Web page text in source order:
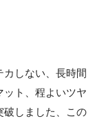
しない、長時間
ット、程よいツヤ
しました、この